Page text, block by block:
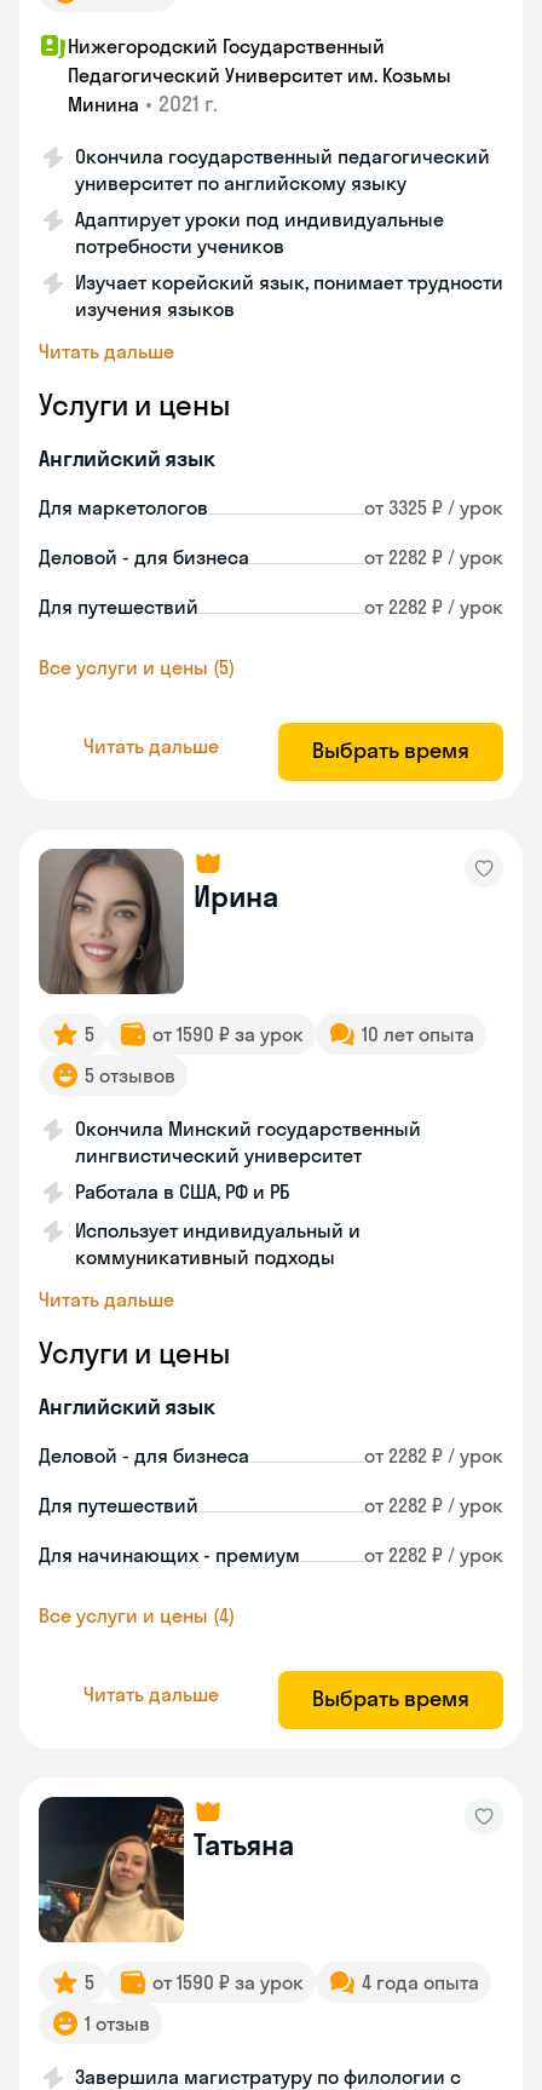
Нижегородский Государственный
Педагогический Университет им. Козьмы
Минина • 2021 г.
Окончила государственный педагогический
университет по английскому языку
Адаптирует уроки под индивидуальные
потребности учеников
Изучает корейский язык, понимает трудности
изучения языков
Читать дальше
Услуги и цены
Английский язык
Для маркетологов от 3325 ₽ / урок
Деловой - для бизнеса от 2282 ₽ / урок
Для путешествий от 2282 ₽ / урок
Все услуги и цены (5)
Читать дальше Выбрать время
Ирина
5 от 1590 ₽ за урок
10 лет опыта
5 отзывов
Окончила Минский государственный
лингвистический университет
Работала в США, РФ и РБ
Использует индивидуальный и
коммуникативный подходы
Читать дальше
Услуги и цены
Английский язык
Деловой - для бизнеса от 2282 ₽ / урок
Для путешествий от 2282 ₽ / урок
Для начинающих - премиум от 2282 ₽ / урок
Все услуги и цены (4)
Читать дальше Выбрать время
Татьяна
5 от 1590 ₽ за урок
4 года опыта
1 отзыв
Завершила магистратуру по филологии с